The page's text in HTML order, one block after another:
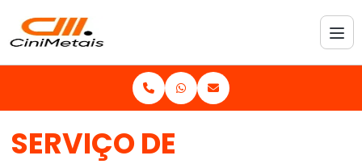
SERVIÇO DE